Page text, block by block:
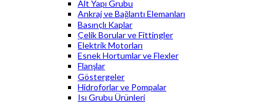
Alt Yapı Grubu
Ankraj ve Bağlantı Elemanları
Basınçlı Kaplar
Çelik Borular ve Fittingler
Elektrik Motorları
Esnek Hortumlar ve Flexler
Flanşlar
Göstergeler
Hidroforlar ve Pompalar
Isı Grubu Ürünleri